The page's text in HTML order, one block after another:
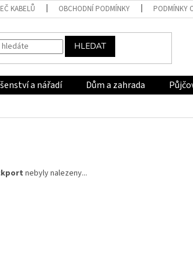
KABELŮ OBCHODNÍ PODMÍNKY PODMÍNKY
HLEDAT
a nářadí Dům a zahrada
nebyly nalezeny...